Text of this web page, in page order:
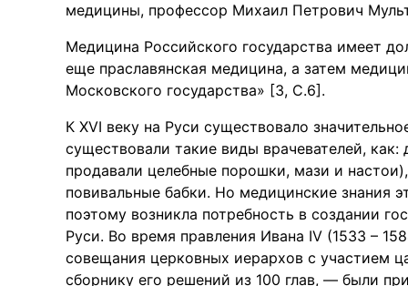
медицины, профессор Михаил Петрович
Медицина Российского государства имеет
еще праславянская медицина, а затем
Московского государства» [3, С.6].
К XVI веку на Руси существовало
существовали такие виды врачевателей,
продавали целебные порошки, мази и
повивальные бабки. Но медицинские знания
поэтому возникла потребность в создании
Руси. Во время правления Ивана IV (1533 –
совещания церковных иерархов с участием
сборнику его решений из 100 глав, — были